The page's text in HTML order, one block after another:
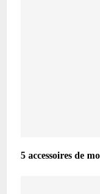
5 accessoires de